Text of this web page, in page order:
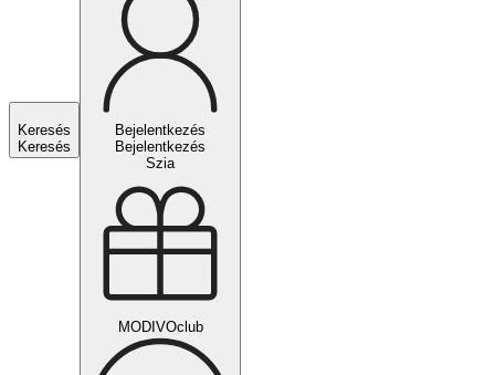
Keresés
Keresés
Bejelentkezés
Bejelentkezés
Szia
MODIVOclub